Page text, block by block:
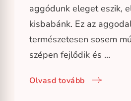
aggódunk eleget eszik,
kisbabánk. Ez az
természetesen sosem
szépen fejlődik és …
Olvasd tovább